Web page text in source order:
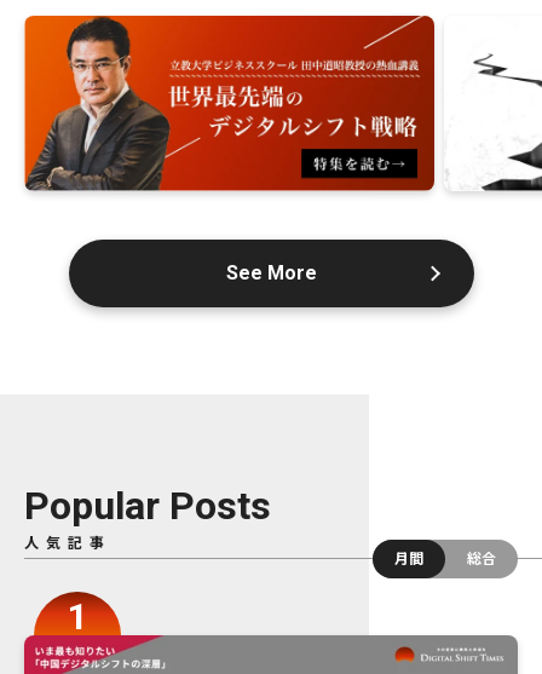
See More
Popular Posts
人気記事
月間
総合